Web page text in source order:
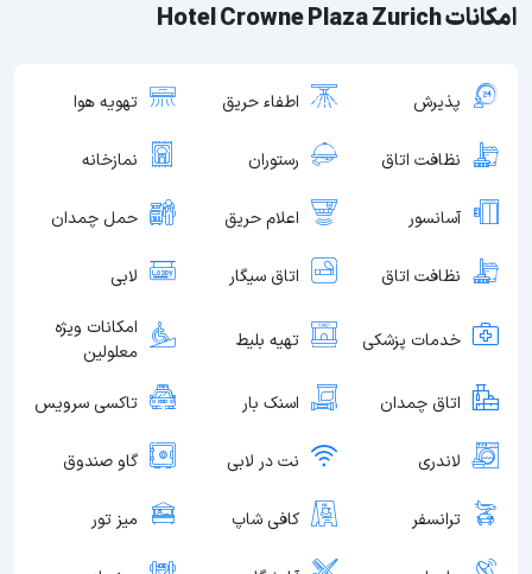
امکانات Hotel Crowne Plaza Zurich
پذیرش اطفاء حریق تهویه هوا
نظافت اتاق رستوران نمازخانه
آسانسور اعلام حریق حمل چمدان
نظافت اتاق اتاق سیگار لابی
خدمات پزشکی تهیه بلیط
امکانات ویژه
معلولین
اتاق چمدان اسنک بار تاکسی سرویس
لاندری نت در لابی گاو صندوق
ترانسفر کافی شاپ میز تور